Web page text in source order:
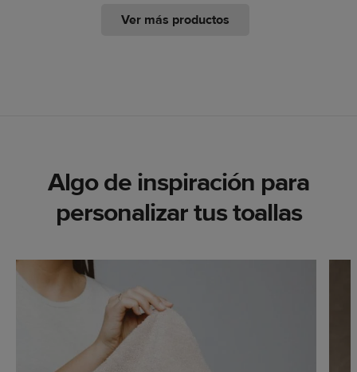
Ver más productos
Algo de inspiración para
personalizar tus toallas